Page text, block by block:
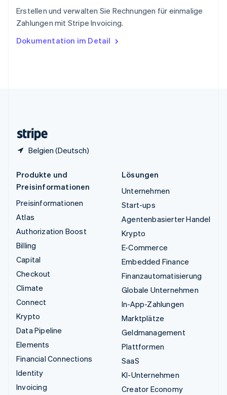
Erstellen und verwalten Sie Rechnungen für einmalige
Zahlungen mit Stripe Invoicing.
Dokumentation im Detail
Belgien (Deutsch)
Tschechische Republik
English
English
Produkte und
Preisinformationen
Preisinformationen
Atlas
Authorization Boost
Billing
Capital
Checkout
Climate
Connect
Krypto
Data Pipeline
Elements
Financial Connections
Identity
Invoicing
Lösungen
Unternehmen
Start-ups
Agentenbasierter Handel
Krypto
E-Commerce
Embedded Finance
Finanzautomatisierung
Globale Unternehmen
In-App-Zahlungen
Marktplätze
Geldmanagement
Plattformen
SaaS
KI-Unternehmen
Creator Economy